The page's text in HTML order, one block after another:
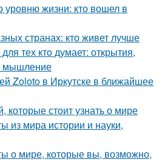
уровню жизни: кто вошел в
странах: кто живет лучше
тех кто думает: открытия,
мышление
Zoloto в Иркутске в ближайшее
которые стоит узнать о мире
из мира истории и науки,
о мире, которые вы, возможно,